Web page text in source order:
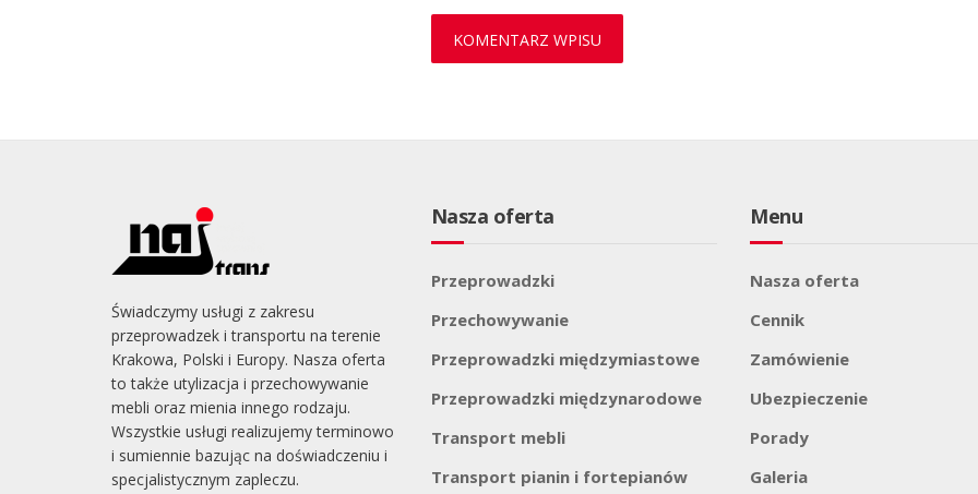
Świadczymy usługi z zakresu
przeprowadzek i transportu na terenie
Krakowa, Polski i Europy. Nasza oferta
to także utylizacja i przechowywanie
mebli oraz mienia innego rodzaju.
Wszystkie usługi realizujemy terminowo
i sumiennie bazując na doświadczeniu i
specjalistycznym zapleczu.
Nasza oferta
Przeprowadzki
Przechowywanie
Przeprowadzki międzymiastowe
Przeprowadzki międzynarodowe
Transport mebli
Transport pianin i fortepianów
Menu
Nasza oferta
Cennik
Zamówienie
Ubezpieczenie
Porady
Galeria